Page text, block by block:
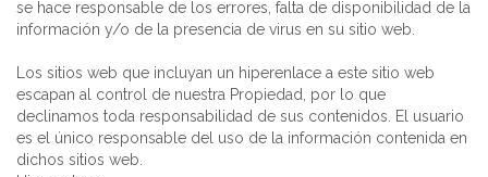
se hace responsable de los errores, falta de disponibilidad de la
información y/o de la presencia de virus en su sitio web.
Los sitios web que incluyan un hiperenlace a este sitio web
escapan al control de nuestra Propiedad, por lo que
declinamos toda responsabilidad de sus contenidos. El usuario
es el único responsable del uso de la información contenida en
dichos sitios web.